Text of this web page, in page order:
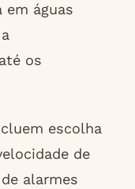
em águas
os
escolha
de
alarmes